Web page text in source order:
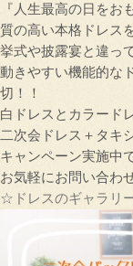
『人生最高の日をお
質の高い本格ドレス
挙式や披露宴と違っ
動きやすい機能的な
切！！
白ドレスとカラード
二次会ドレス＋タキ
キャンペーン実施中
お気軽にお問い合わ
☆ドレスのギャラリ